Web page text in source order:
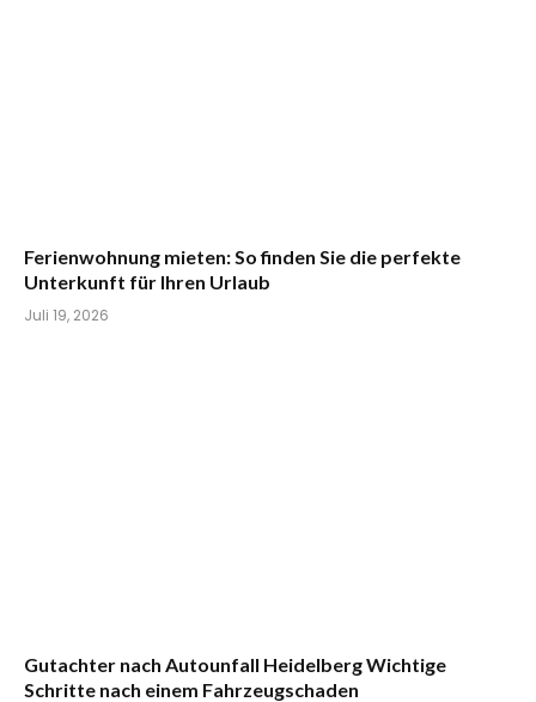
Ferienwohnung mieten: So finden Sie die perfekte
Unterkunft für Ihren Urlaub
Juli 19, 2026
Gutachter nach Autounfall Heidelberg Wichtige
Schritte nach einem Fahrzeugschaden